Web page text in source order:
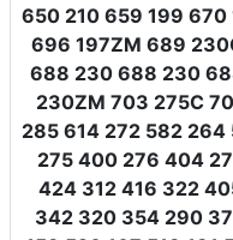
650 210 659 199 670
696 197ZM 689
688 230 688 230
230ZM 703 275C
285 614 272 582
275 400 276 404
424 312 416 322
342 320 354 290